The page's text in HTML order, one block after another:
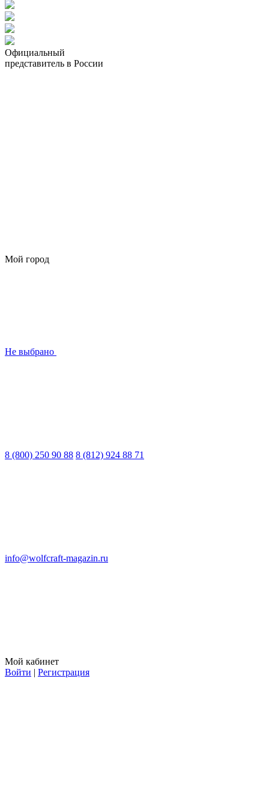
Официальный
представитель в России
Мой город
Не выбрано
8 (800) 250 90 88 8 (812) 924 88 71
info@wolfcraft-magazin.ru
Мой кабинет
Войти | Регистрация